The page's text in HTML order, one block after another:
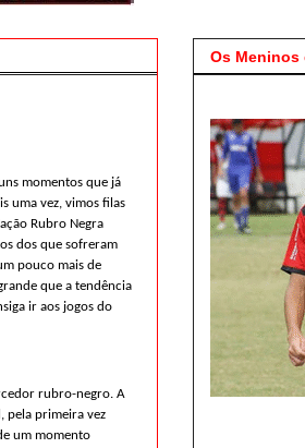
momentos que já
uma vez, vimos filas
Rubro Negra
dos que sofreram
pouco mais de
que a tendência
ir aos jogos do
rubro-negro. A
pela primeira vez
um momento
Os